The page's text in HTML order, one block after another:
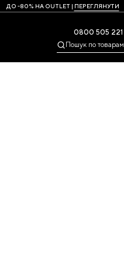
ДО -80% НА OUTLET | ПЕРЕГЛЯНУТИ
0800 505 221
Пошук по товарам